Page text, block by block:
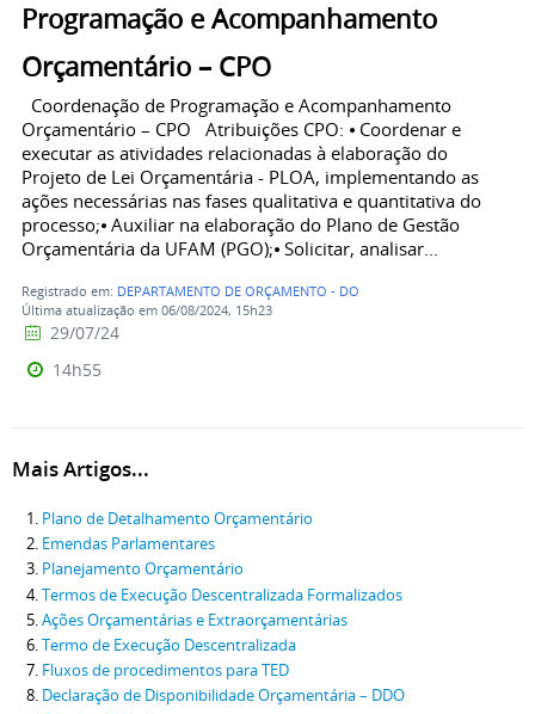
Programação e Acompanhamento
Orçamentário – CPO
Coordenação de Programação e Acompanhamento
Orçamentário – CPO Atribuições CPO: ⦁ Coordenar e
executar as atividades relacionadas à elaboração do
Projeto de Lei Orçamentária - PLOA, implementando as
ações necessárias nas fases qualitativa e quantitativa do
processo;⦁ Auxiliar na elaboração do Plano de Gestão
Orçamentária da UFAM (PGO);⦁ Solicitar, analisar...
Registrado em: DEPARTAMENTO DE ORÇAMENTO - DO
Última atualização em 06/08/2024, 15h23
29/07/24
14h55
Mais Artigos...
Plano de Detalhamento Orçamentário
Emendas Parlamentares
Planejamento Orçamentário
Termos de Execução Descentralizada Formalizados
Ações Orçamentárias e Extraorçamentárias
Termo de Execução Descentralizada
Fluxos de procedimentos para TED
Declaração de Disponibilidade Orçamentária – DDO